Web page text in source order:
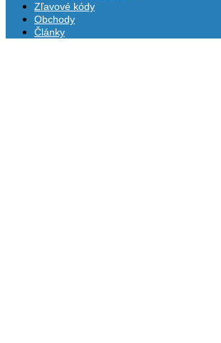
Zľavové kódy
Obchody
Články